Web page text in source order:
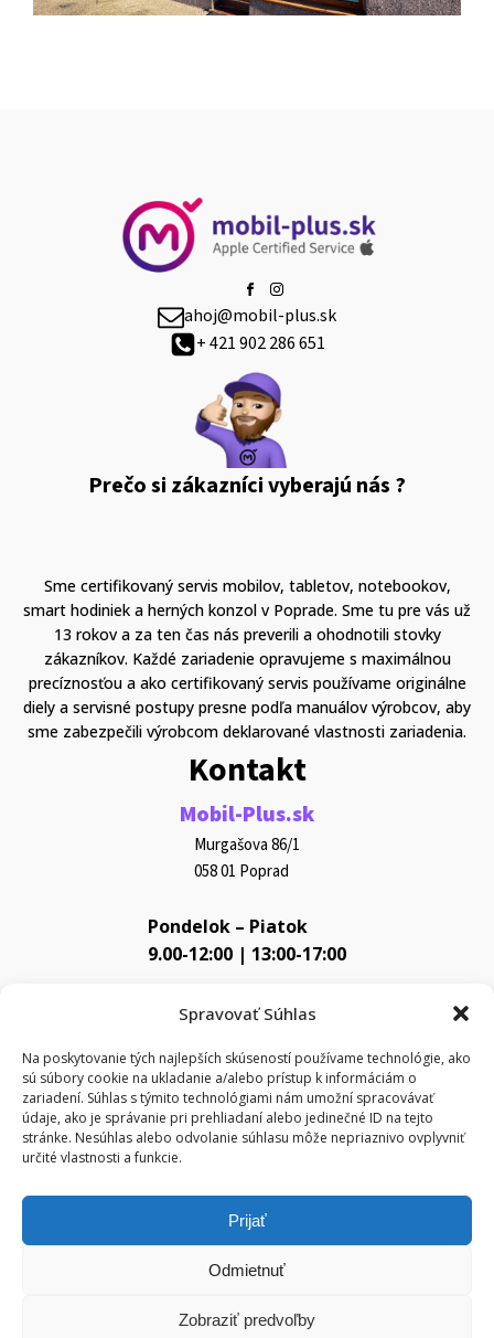
Spravovať Súhlas
Na poskytovanie tých najlepších skúseností používame technológie, ako
sú súbory cookie na ukladanie a/alebo prístup k informáciám o
zariadení. Súhlas s týmito technológiami nám umožní spracovávať
údaje, ako je správanie pri prehliadaní alebo jedinečné ID na tejto
stránke. Nesúhlas alebo odvolanie súhlasu môže nepriaznivo ovplyvniť
určité vlastnosti a funkcie.
Prijať
Odmietnuť
Zobraziť predvoľby
ahoj@mobil-plus.sk
+ 421 902 286 651
Prečo si zákazníci vyberajú nás ?
Sme certifikovaný servis mobilov, tabletov, notebookov,
smart hodiniek a herných konzol v Poprade. Sme tu pre vás už
13 rokov a za ten čas nás preverili a ohodnotili stovky
zákazníkov. Každé zariadenie opravujeme s maximálnou
precíznosťou a ako certifikovaný servis používame originálne
diely a servisné postupy presne podľa manuálov výrobcov, aby
sme zabezpečili výrobcom deklarované vlastnosti zariadenia.
Kontakt
Mobil-Plus.sk
Murgašova 86/1
058 01 Poprad
Pondelok – Piatok
9.00-12:00 | 13:00-17:00
Využite bezplatné parkovanie priamo pred prevádzkou.
a povolíte tento obsah